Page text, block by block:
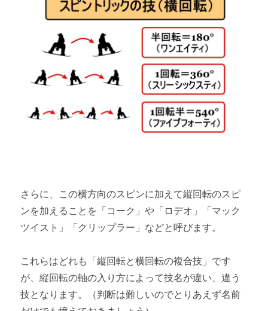
さらに、この横方向のスピンに加えて縦回転のスピ
ンを加えることを「コーク」や「ロデオ」「マック
ツイスト」「クリップラー」などと呼びます。
これらはどれも「縦回転と横回転の複合技」です
が、縦回転の軸の入り方によって技名が違い、違う
技となります。（判断は難しいのでとりあえず名前